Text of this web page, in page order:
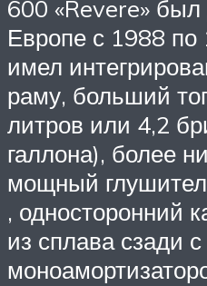
600 «Revere» был
Европе с 1988 по
имел
раму, больший
литров или 4,2
галлона), более
мощный
, односторонний
из сплава сзади